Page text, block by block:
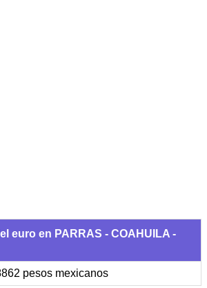
euro en PARRAS - COAHUILA -
pesos mexicanos